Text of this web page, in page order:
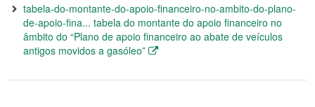
tabela-do-montante-do-apoio-financeiro-no-ambito-do-plano-
de-apoio-fina... tabela do montante do apoio financeiro no
âmbito do “Plano de apoio financeiro ao abate de veículos
antigos movidos a gasóleo”